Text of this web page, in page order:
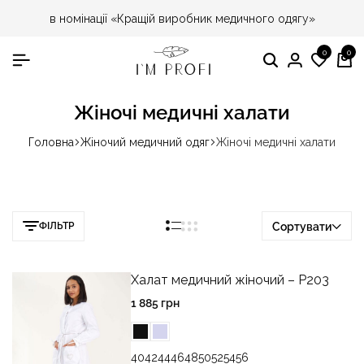
в номінації «Кращій виробник медичного одягу»
Пошук
0 0
Жіночі медичні халати
Головна Жіночий медичний одяг Жіночі медичні халати
ФІЛЬТР Сортувати
Халат медичний жіночий – P203
1 885 грн
404244464850525456